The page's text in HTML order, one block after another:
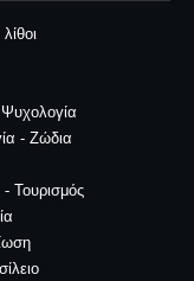
- Ζώδια
Τουρισμός